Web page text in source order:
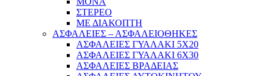
ΣΤΕΡΕΟ
ΜΕ ΔΙΑΚΟΠΤΗ
ΑΣΦΑΛΕΙΕΣ – ΑΣΦΑΛΕΙΟΘΗΚΕΣ
ΑΣΦΑΛΕΙΕΣ ΓΥΑΛΑΚΙ 5Χ20
ΑΣΦΑΛΕΙΕΣ ΓΥΑΛΑΚΙ 6Χ30
ΑΣΦΑΛΕΙΕΣ ΒΡΑΔΕΙΑΣ